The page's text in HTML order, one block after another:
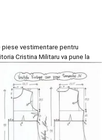
piese vestimentare pentru
Cristina Militaru va pune la